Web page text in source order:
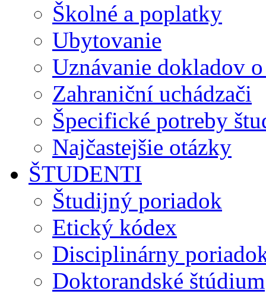
Školné a poplatky
Ubytovanie
Uznávanie dokladov
Zahraniční uchádzači
Špecifické potreby
Najčastejšie otázky
ŠTUDENTI
Študijný poriadok
Etický kódex
Disciplinárny
Doktorandské štúdium